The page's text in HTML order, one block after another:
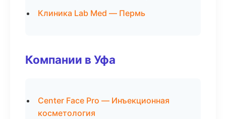
Клиника Lab Med — Пермь
Компании в Уфа
Center Face Pro — Инъекционная
косметология